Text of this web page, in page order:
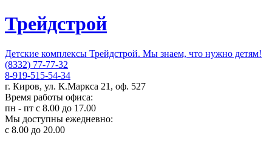
Трейдстрой
Детские комплексы Трейдстрой. Мы знаем, что нужно детям!
(8332) 77-77-32
8-919-515-54-34
г. Киров, ул. К.Маркса 21, оф. 527
Время работы офиса:
пн - пт с 8.00 до 17.00
Мы доступны ежедневно:
с 8.00 до 20.00